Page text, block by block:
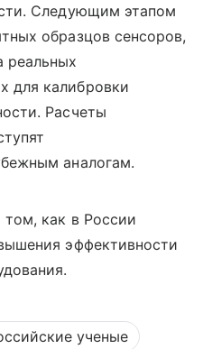
Следующим этапом
образцов сенсоров,
реальных
для калибровки
Расчеты
аналогам.
том, как в России
эффективности
ученые